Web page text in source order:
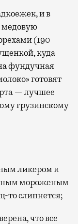
и в
медовую
(190
куда
фундучная
готовят
— лучшее
грузинскому
ликером и
мороженым
то слипнется;
что все